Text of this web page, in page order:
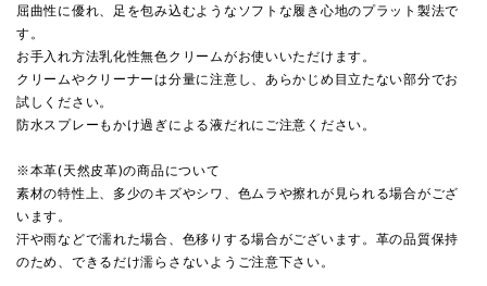
屈曲性に優れ、足を包み込むようなソフトな履き心地のプラット製法で
す。
お手入れ方法乳化性無色クリームがお使いいただけます。
クリームやクリーナーは分量に注意し、あらかじめ目立たない部分でお
試しください。
防水スプレーもかけ過ぎによる液だれにご注意ください。
※本革(天然皮革)の商品について
素材の特性上、多少のキズやシワ、色ムラや擦れが見られる場合がござ
います。
汗や雨などで濡れた場合、色移りする場合がございます。革の品質保持
のため、できるだけ濡らさないようご注意下さい。